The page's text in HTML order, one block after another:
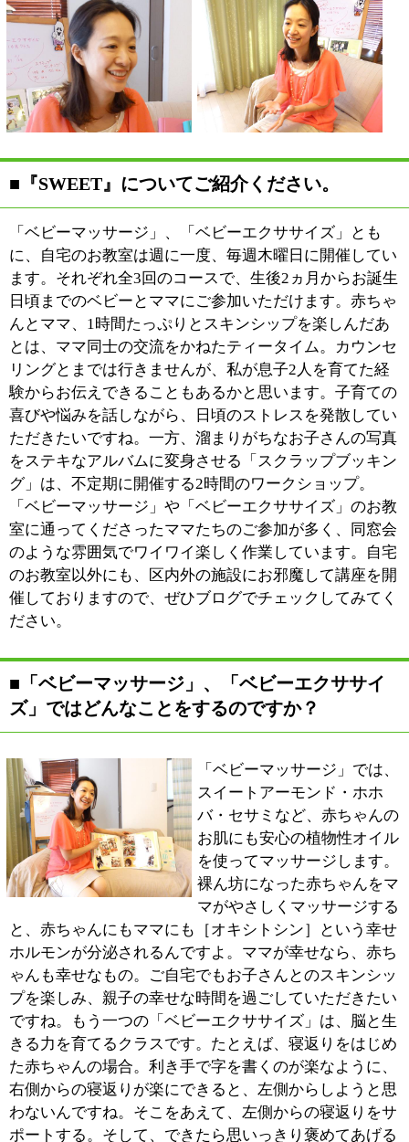
■「ベビーマッサージ」、「ベビーエクササイ
ズ」ではどんなことをするのですか？
「ベビーマッサージ」では、
スイートアーモンド・ホホ
バ・セサミなど、赤ちゃんの
お肌にも安心の植物性オイル
裸ん坊になった赤ちゃんをマ
マがやさしくマッサージする
と、赤ちゃんにもママにも［オキシトシン］という幸せ
ホルモンが分泌されるんですよ。ママが幸せなら、赤ち
ゃんも幸せなもの。ご自宅でもお子さんとのスキンシッ
プを楽しみ、親子の幸せな時間を過ごしていただきたい
ですね。もう一つの「ベビーエクササイズ」は、脳と生
きる力を育てるクラスです。たとえば、寝返りをはじめ
た赤ちゃんの場合。利き手で字を書くのが楽なように、
右側からの寝返りが楽にできると、左側からしようと思
わないんですね。そこをあえて、左側からの寝返りをサ
ポートする。そして、できたら思いっきり褒めてあげる
んです。「すごいね！できたね！エライね！」と表情豊
かに褒めてあげると必ず、赤ちゃんが「ニヤッ」と笑う
んですよね（笑）。そしてその瞬間に脳がつながり、
「できた！」という思いが生きる力になるわけです。赤
ちゃんの成長は個人差があるものですから、ママたちは
焦らずにお子さんなりの成長を見守ってあげて欲しいで
すね。
■「スクラップブッキング」について教えてく
ださい。
「スクラップブッキング」はママのためのワークショッ
プです。1冊のアルバム作りに集中することでストレス
を発散し、日常生活では得られない達成感を味わってく
ださい。アルバム作りで心がけて欲しいのは、［読める
アルバム］にすること。たとえば、「運動会の徒競争で
家族の記憶に残る一冊を作っていただきたいですね。デ
ジタル化が進む時代、パソコンにデータが入れっ放し、
プリントアウトした写真が山積みになっている、という
方も多いかと思います。お子さんから手が離れて自由な
クショップに参加してみてください。写真5～6枚からス
タートできる体験レッスンもございますので、お気軽に
お問い合わせください。
■最後に地域の皆様にメッセージをお願いしま
す。
「ベビーマッサージ」、「ベビーエクササイズ」、そし
て「スクラップブッキング」。どのクラスもママが「や
りたい！」と思った時が、スタートです。マッサージさ
れる赤ちゃんはずっと寝ていなきゃいけない、というこ
とも無いですし、2ヶ月以降から始められる、エクササ
イズもあります。そして、溜まりに溜まった子供の写真
を何とかしたい！とお考えのママは、ご一緒にアルバム
作りを楽しみましょう。これからも、ママと赤ちゃん、
そしてご家族みなさんの笑顔が増えるお手伝いをして行
きたいと思っています。
※上記記事は2013.10に取材したものです。
情報時間の経過による変化などがございます事をご了承
ください。